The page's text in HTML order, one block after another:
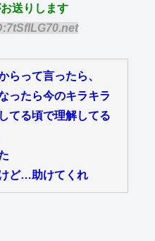
送りします
らって言ったら、
ったら今のキラキラ
てる頃で理解してる
ど…助けてくれ